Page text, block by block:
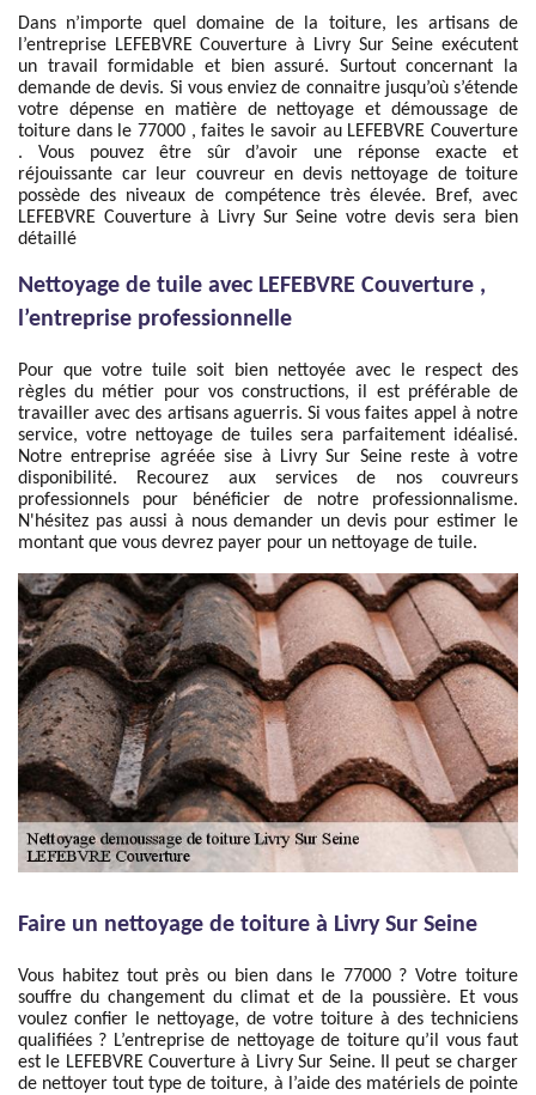
Dans n’importe quel domaine de la toiture, les artisans de
l’entreprise LEFEBVRE Couverture à Livry Sur Seine exécutent
un travail formidable et bien assuré. Surtout concernant la
demande de devis. Si vous enviez de connaitre jusqu’où s’étende
votre dépense en matière de nettoyage et démoussage de
toiture dans le 77000 , faites le savoir au LEFEBVRE Couverture
. Vous pouvez être sûr d’avoir une réponse exacte et
réjouissante car leur couvreur en devis nettoyage de toiture
possède des niveaux de compétence très élevée. Bref, avec
LEFEBVRE Couverture à Livry Sur Seine votre devis sera bien
détaillé
Nettoyage de tuile avec LEFEBVRE Couverture ,
l’entreprise professionnelle
Pour que votre tuile soit bien nettoyée avec le respect des
règles du métier pour vos constructions, il est préférable de
travailler avec des artisans aguerris. Si vous faites appel à notre
service, votre nettoyage de tuiles sera parfaitement idéalisé.
Notre entreprise agréée sise à Livry Sur Seine reste à votre
disponibilité. Recourez aux services de nos couvreurs
professionnels pour bénéficier de notre professionnalisme.
N'hésitez pas aussi à nous demander un devis pour estimer le
montant que vous devrez payer pour un nettoyage de tuile.
Faire un nettoyage de toiture à Livry Sur Seine
Vous habitez tout près ou bien dans le 77000 ? Votre toiture
souffre du changement du climat et de la poussière. Et vous
voulez confier le nettoyage, de votre toiture à des techniciens
qualifiées ? L’entreprise de nettoyage de toiture qu’il vous faut
est le LEFEBVRE Couverture à Livry Sur Seine. Il peut se charger
de nettoyer tout type de toiture, à l’aide des matériels de pointe